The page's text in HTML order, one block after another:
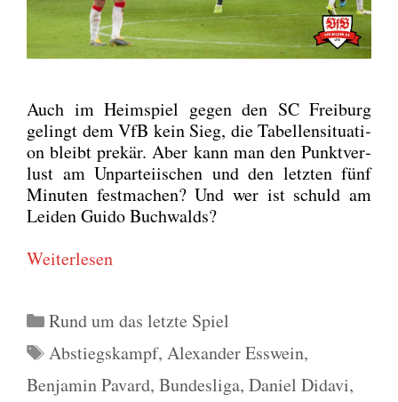
Auch im Heim­spiel gegen den SC Frei­burg
gelingt dem VfB kein Sieg, die Tabel­len­si­tua­ti­
on bleibt pre­kär. Aber kann man den Punkt­ver­
lust am Unpar­tei­ischen und den letz­ten fünf
Minu­ten fest­ma­chen? Und wer ist schuld am
Lei­den Gui­do Buch­walds?
Wei­ter­le­sen
Kategorien
Rund um das letzte Spiel
Schlagwörter
Abstiegskampf, Alexander Esswein,
Benjamin Pavard, Bundesliga, Daniel Didavi,